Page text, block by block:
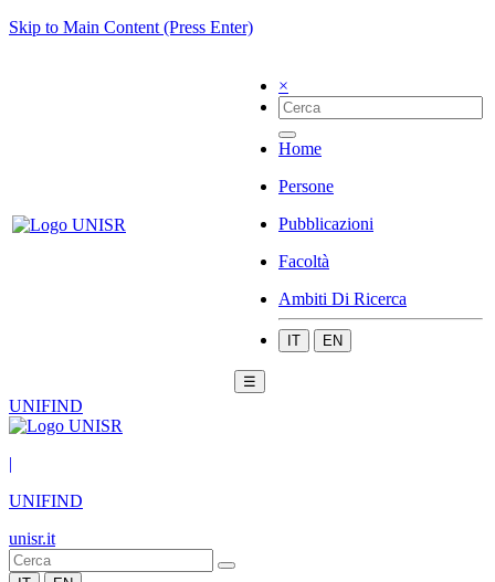
Skip to Main Content (Press Enter)
×
Home
Persone
Pubblicazioni
Facoltà
Ambiti Di Ricerca
IT EN
☰
UNIFIND
|
UNIFIND
unisr.it